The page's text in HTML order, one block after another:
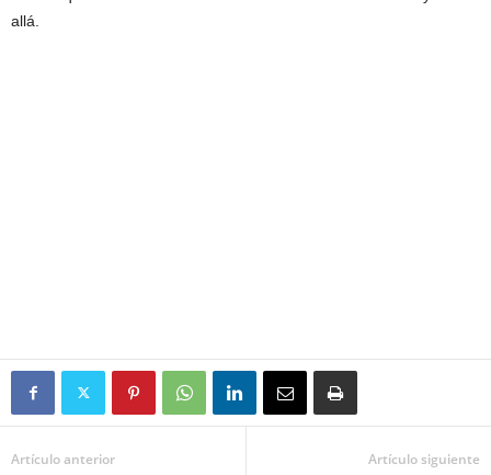
allá.
Artículo anterior Artículo siguiente